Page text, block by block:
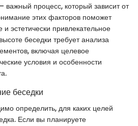
процесс, который зависит от
этих факторов поможет
эстетически привлекательное
беседки требует анализа
включая целевое
условия и особенности
беседки
определить, для каких целей
Если вы планируете